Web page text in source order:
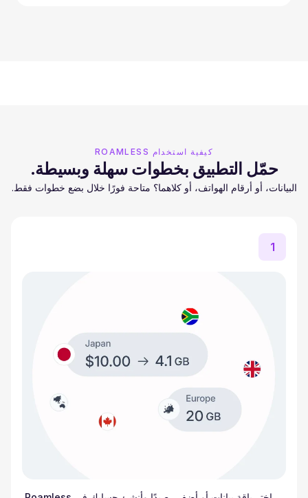
كيفية استخدام ROAMLESS
حمّل التطبيق بخطوات سهلة وبسيطة.
البيانات، أو أرقام الهواتف، أو كلاهما؟ متاحة فورًا خلال بضع خطوات فقط.
1